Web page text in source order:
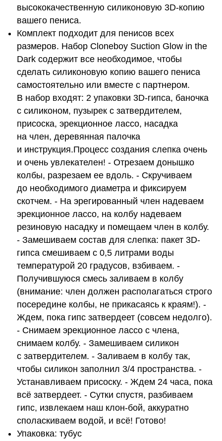
высококачественную силиконовую 3D-копию
вашего пениса.
Комплект подходит для пенисов всех
размеров. Набор Cloneboy Suction Glow in the
Dark содержит все необходимое, чтобы
сделать силиконовую копию вашего пениса
самостоятельно или вместе с партнером.
В набор входят: 2 упаковки 3D-гипса, баночка
с силиконом, пузырек с затвердителем,
присоска, эрекционное лассо, насадка
на член, деревянная палочка
и инструкция.Процесс создания слепка очень
и очень увлекателен! - Отрезаем донышко
колбы, разрезаем ее вдоль. - Скручиваем
до необходимого диаметра и фиксируем
скотчем. - На эрегированный член надеваем
эрекционное лассо, на колбу надеваем
резиновую насадку и помещаем член в колбу.
- Замешиваем состав для слепка: пакет 3D-
гипса смешиваем с 0,5 литрами воды
температурой 20 градусов, взбиваем. -
Получившуюся смесь заливаем в колбу
(внимание: член должен располагаться строго
посередине колбы, не прикасаясь к краям!). -
Ждем, пока гипс затвердеет (совсем недолго).
- Снимаем эрекционное лассо с члена,
снимаем колбу. - Замешиваем силикон
с затвердителем. - Заливаем в колбу так,
чтобы силикон заполнил 3/4 пространства. -
Устанавливаем присоску. - Ждем 24 часа, пока
всё затвердеет. - Сутки спустя, разбиваем
гипс, извлекаем наш клон-бой, аккуратно
споласкиваем водой, и всё! Готово!
Упаковка: тубус